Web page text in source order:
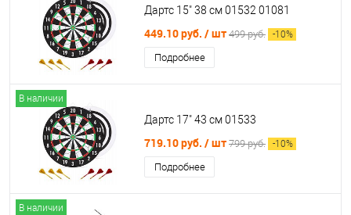
Дартс 15" 38 см 01532 01081
449.10 руб. / шт 499 руб. -10%
Подробнее
В наличии
Дартс 17" 43 см 01533
719.10 руб. / шт 799 руб. -10%
Подробнее
В наличии